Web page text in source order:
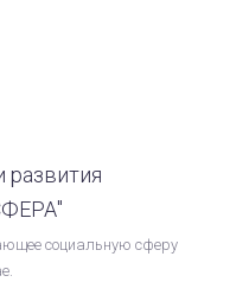
социальную сферу